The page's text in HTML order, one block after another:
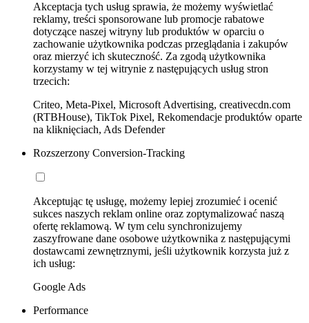
Akceptacja tych usług sprawia, że możemy wyświetlać
reklamy, treści sponsorowane lub promocje rabatowe
dotyczące naszej witryny lub produktów w oparciu o
zachowanie użytkownika podczas przeglądania i zakupów
oraz mierzyć ich skuteczność. Za zgodą użytkownika
korzystamy w tej witrynie z następujących usług stron
trzecich:
Criteo, Meta-Pixel, Microsoft Advertising, creativecdn.com
(RTBHouse), TikTok Pixel, Rekomendacje produktów oparte
na kliknięciach, Ads Defender
Rozszerzony Conversion-Tracking
Akceptując tę usługę, możemy lepiej zrozumieć i ocenić
sukces naszych reklam online oraz zoptymalizować naszą
ofertę reklamową. W tym celu synchronizujemy
zaszyfrowane dane osobowe użytkownika z następującymi
dostawcami zewnętrznymi, jeśli użytkownik korzysta już z
ich usług:
Google Ads
Performance